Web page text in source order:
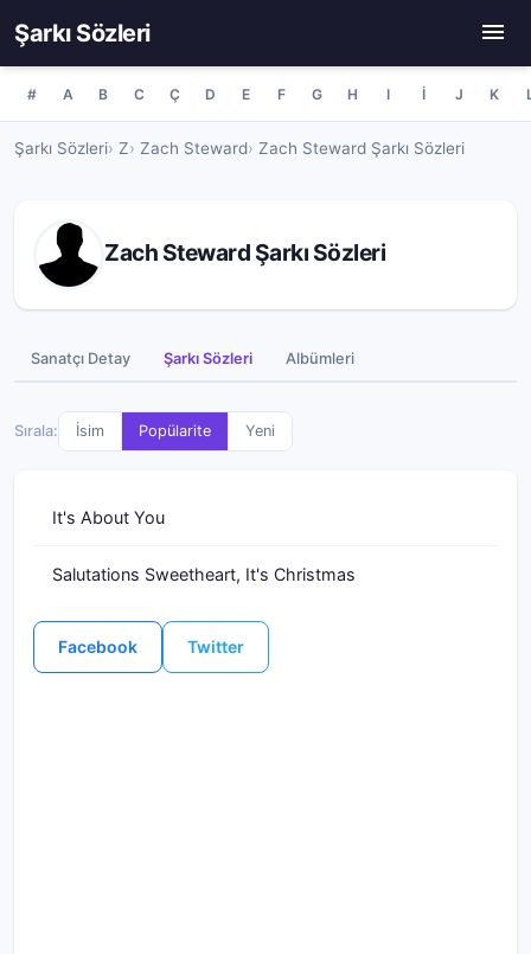
Şarkı Sözleri
# A B C Ç D E F G H I İ J K
Şarkı Sözleri Z Zach Steward Zach Steward Şarkı Sözleri
Zach Steward Şarkı Sözleri
Sanatçı Detay Şarkı Sözleri Albümleri
Sırala: İsim Popülarite Yeni
It's About You
Salutations Sweetheart, It's Christmas
Facebook Twitter